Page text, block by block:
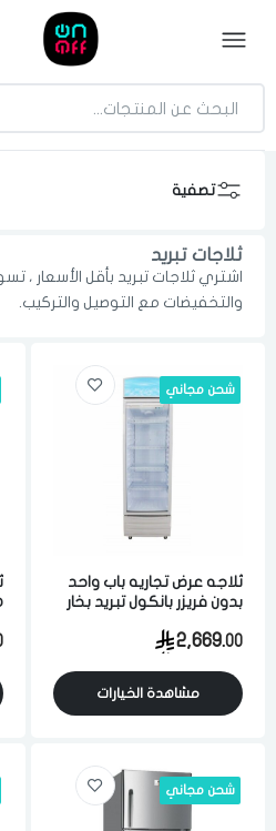
تصفية
ثلاجات تبريد
اشتري ثلاجات تبريد بأقل الأسعار ،
والتخفيضات مع التوصيل والتركيب.
شحن مجاني
ثلاجه عرض تجاريه باب واحد
بدون فريزر بانكول تبريد بخار
2,669.00
مشاهدة الخيارات
شحن مجاني